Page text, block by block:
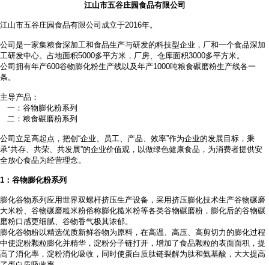
江山市五谷庄园食品有限公司
江山市五谷庄园食品有限公司成立于2016年。
公司是一家集粮食深加工和食品生产与研发的科技型企业，厂和一个食品深加
工研发中心。占地面积5000多平方米，厂房、仓库面积3000多平方米。
公司拥有年产600谷物膨化粉生产线以及年产1000吨粮食碾磨粉生产线各一
条。
主导产品：
一：谷物膨化粉系列
二：粮食碾磨粉系列
公司立足高起点，把创 “企业、员工、产品、效率”作为企业的发展目标，秉
承“共存、共荣、共发展”的企业价值观，以做绿色健康食品，为消费者提供安
全放心食品为经营理念。
1 ：谷物膨化粉系列
膨化谷物系列应用世界双螺杆挤压生产设备，采用挤压膨化技术生产谷物碾磨
大米粉、谷物碾磨糙米粉俗称膨化糙米粉等各类谷物碾磨粉，膨化后的谷物碾
磨粉口感更细腻、谷物香气极其浓郁。
膨化谷物粉以精选优质新鲜谷物为原料，在高温、高压、高剪切力的膨化过程
中使淀粉颗粒膨化并精华，淀粉分子链打开，增加了食品颗粒的表面面积，提
高了消化率，淀粉消化吸收，同时使蛋白质肽链裂解为肽和氨基酸，大大提高